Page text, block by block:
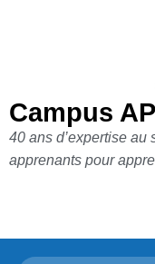
Campus
40 ans d’expertise au
apprenants pour